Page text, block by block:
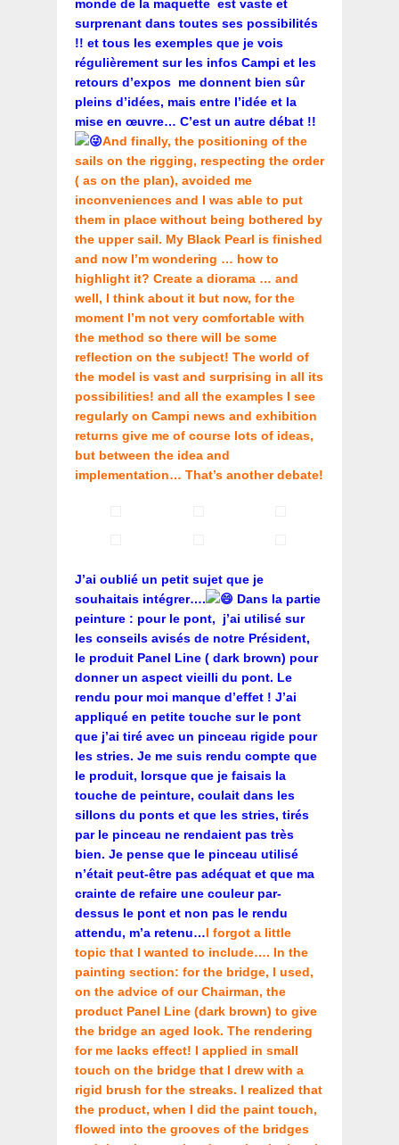
monde de la maquette est vaste et
surprenant dans toutes ses possibilités
!! et tous les exemples que je vois
régulièrement sur les infos Campi et les
retours d’expos me donnent bien sûr
pleins d’idées, mais entre l’idée et la
mise en œuvre… C’est un autre débat !!
And finally, the positioning of the
sails on the rigging, respecting the order
( as on the plan), avoided me
inconveniences and I was able to put
them in place without being bothered by
the upper sail. My Black Pearl is finished
and now I’m wondering … how to
highlight it? Create a diorama … and
well, I think about it but now, for the
moment I’m not very comfortable with
the method so there will be some
reflection on the subject! The world of
the model is vast and surprising in all its
possibilities! and all the examples I see
regularly on Campi news and exhibition
returns give me of course lots of ideas,
but between the idea and
implementation… That’s another debate!
J’ai oublié un petit sujet que je
souhaitais intégrer….
Dans la partie
peinture : pour le pont, j’ai utilisé sur
les conseils avisés de notre Président,
le produit Panel Line ( dark brown) pour
donner un aspect vieilli du pont. Le
rendu pour moi manque d’effet ! J’ai
appliqué en petite touche sur le pont
que j’ai tiré avec un pinceau rigide pour
les stries. Je me suis rendu compte que
le produit, lorsque que je faisais la
touche de peinture, coulait dans les
sillons du ponts et que les stries, tirés
par le pinceau ne rendaient pas très
bien. Je pense que le pinceau utilisé
n’était peut-être pas adéquat et que ma
crainte de refaire une couleur par-
dessus le pont et non pas le rendu
attendu, m’a retenu…I forgot a little
topic that I wanted to include…. In the
painting section: for the bridge, I used,
on the advice of our Chairman, the
product Panel Line (dark brown) to give
the bridge an aged look. The rendering
for me lacks effect! I applied in small
touch on the bridge that I drew with a
rigid brush for the streaks. I realized that
the product, when I did the paint touch,
flowed into the grooves of the bridges